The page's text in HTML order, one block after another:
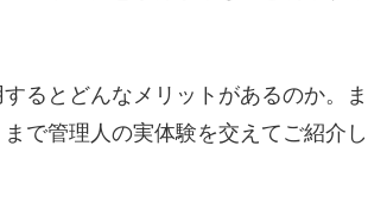
るとどんなメリットがあるのか。ま
で管理人の実体験を交えてご紹介し